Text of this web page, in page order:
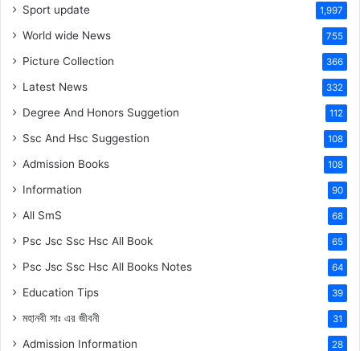
Sport update 1,997
World wide News 755
Picture Collection 366
Latest News 332
Degree And Honors Suggetion 112
Ssc And Hsc Suggestion 108
Admission Books 108
Information 90
All SmS 68
Psc Jsc Ssc Hsc All Book 65
Psc Jsc Ssc Hsc All Books Notes 64
Education Tips 39
মহানবী সাঃ এর জীবনী 31
Admission Information 28